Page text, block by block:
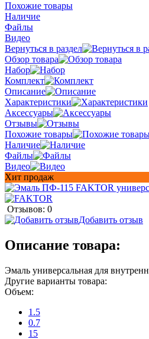
Похожие товары
Наличие
Файлы
Видео
Вернуться в раздел
Обзор товара
Набор
Комплект
Описание
Характеристики
Аксессуары
Отзывы
Похожие товары
Наличие
Файлы
Видео
Хит продаж
Отзывов: 0
Добавить отзыв
Описание товара:
Эмаль универсальная для
Другие варианты товара:
Объем:
1.5
0.7
15